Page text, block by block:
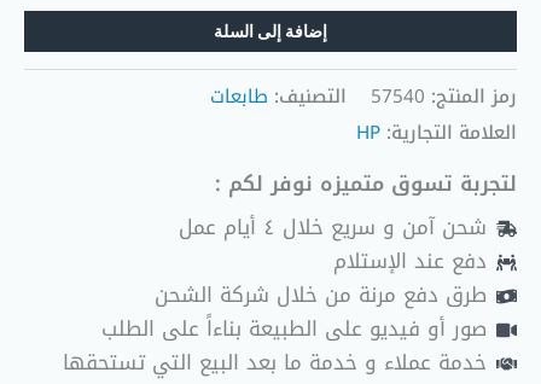
إضافة إلى السلة
رمز المنتج: 57540 التصنيف: طابعات
العلامة التجارية: HP
لتجربة تسوق متميزه نوفر لكم :
شحن آمن و سريع خلال ٤ أيام عمل
دفع عند الإستلام
طرق دفع مرنة من خلال شركة الشحن
صور أو فيديو على الطبيعة بناءاً على الطلب
خدمة عملاء و خدمة ما بعد البيع التي تستحقها